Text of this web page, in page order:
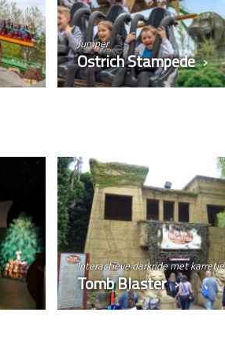
Jumper
Ostrich Stampede
Interactieve darkride met
Tomb Blaster